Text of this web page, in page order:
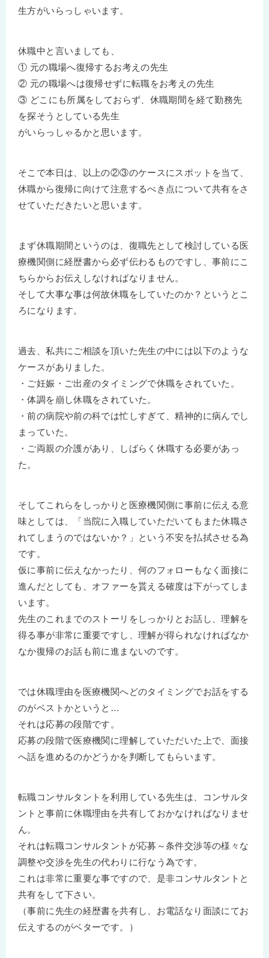
生方がいらっしゃいます。
休職中と言いましても、
① 元の職場へ復帰するお考えの先生
② 元の職場へは復帰せずに転職をお考えの先生
③ どこにも所属をしておらず、休職期間を経て勤務先
を探そうとしている先生
がいらっしゃるかと思います。
そこで本日は、以上の②③のケースにスポットを当て、
休職から復帰に向けて注意するべき点について共有をさ
せていただきたいと思います。
まず休職期間というのは、復職先として検討している医
療機関側に経歴書から必ず伝わるものですし、事前にこ
ちらからお伝えしなければなりません。
そして大事な事は何故休職をしていたのか？というとこ
ろになります。
過去、私共にご相談を頂いた先生の中には以下のような
ケースがありました。
・ご妊娠・ご出産のタイミングで休職をされていた。
・体調を崩し休職をされていた。
・前の病院や前の科では忙しすぎて、精神的に病んでし
まっていた。
・ご両親の介護があり、しばらく休職する必要があっ
た。
そしてこれらをしっかりと医療機関側に事前に伝える意
味としては、「当院に入職していただいてもまた休職さ
れてしまうのではないか？」という不安を払拭させる為
です。
仮に事前に伝えなかったり、何のフォローもなく面接に
進んだとしても、オファーを貰える確度は下がってしま
います。
先生のこれまでのストーリをしっかりとお話し、理解を
得る事が非常に重要ですし、理解が得られなければなか
なか復帰のお話も前に進まないのです。
では休職理由を医療機関へどのタイミングでお話をする
のがベストかというと…
それは応募の段階です。
応募の段階で医療機関に理解していただいた上で、面接
へ話を進めるのかどうかを判断してもらいます。
転職コンサルタントを利用している先生は、コンサルタ
ントと事前に休職理由を共有しておかなければなりませ
ん。
それは転職コンサルタントが応募～条件交渉等の様々な
調整や交渉を先生の代わりに行なう為です。
これは非常に重要な事ですので、是非コンサルタントと
共有をして下さい。
（事前に先生の経歴書を共有し、お電話なり面談にてお
伝えするのがベターです。）